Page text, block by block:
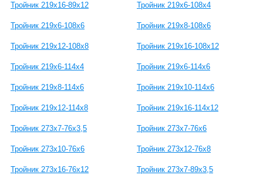
Тройник 219х16-89х12 Тройник 219х6-108х4
Тройник 219х6-108х6 Тройник 219х8-108х6
Тройник 219х12-108х8 Тройник 219х16-108х12
Тройник 219х6-114х4 Тройник 219х6-114х6
Тройник 219х8-114х6 Тройник 219х10-114х6
Тройник 219х12-114х8 Тройник 219х16-114х12
Тройник 273х7-76х3,5 Тройник 273х7-76х6
Тройник 273х10-76х6 Тройник 273х12-76х8
Тройник 273х16-76х12 Тройник 273х7-89х3,5